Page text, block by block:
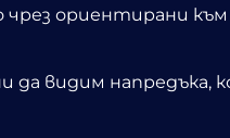
ориентирани
да видим